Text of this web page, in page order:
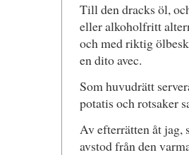
Till den dracks öl,
eller alkoholfritt
och med riktig
en dito avec.
Som huvudrätt
potatis och rotsaker
Av efterrätten åt jag,
avstod från den